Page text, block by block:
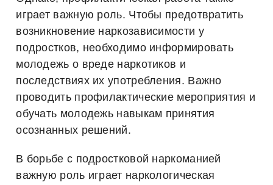
играет важную роль. Чтобы предотвратить
возникновение наркозависимости у
подростков, необходимо информировать
молодежь о вреде наркотиков и
последствиях их употребления. Важно
проводить профилактические мероприятия и
обучать молодежь навыкам принятия
осознанных решений.
В борьбе с подростковой наркоманией
важную роль играет наркологическая